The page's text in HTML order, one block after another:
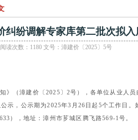
纠纷调解专家库第二批次拟
读次数：1180 文号： 漳建价〔2025〕5号
》（漳建价〔2025 〕2号），各单位从业人员
示，公示期为2025年3 月 26 日起 5个工作日。
），地址：漳州市芗城区腾飞路569-1号。